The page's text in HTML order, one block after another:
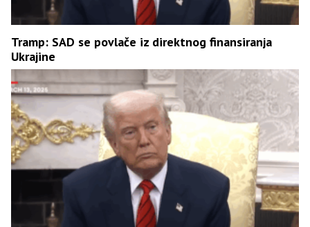
Tramp: SAD se povlače iz direktnog finansiranja
Ukrajine